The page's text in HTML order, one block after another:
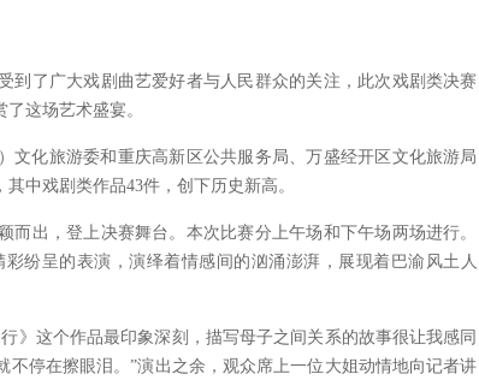
到了广大戏剧曲艺爱好者与人民群众的关注，此次戏剧类决赛
这场艺术盛宴。
文化旅游委和重庆高新区公共服务局、万盛经开区文化旅游局
中戏剧类作品43件，创下历史新高。
出，登上决赛舞台。本次比赛分上午场和下午场两场进行。
纷呈的表演，演绎着情感间的汹涌澎湃，展现着巴渝风土人
》这个作品最印象深刻，描写母子之间关系的故事很让我感同
停在擦眼泪。”演出之余，观众席上一位大姐动情地向记者讲